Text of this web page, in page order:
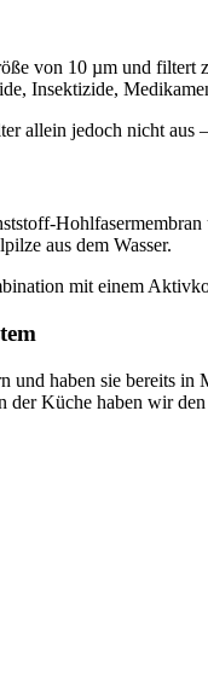
von 10 µm und filtert
Insektizide,
allein jedoch nicht aus
aus dem Wasser.
mit einem
haben sie bereits
Küche haben wir